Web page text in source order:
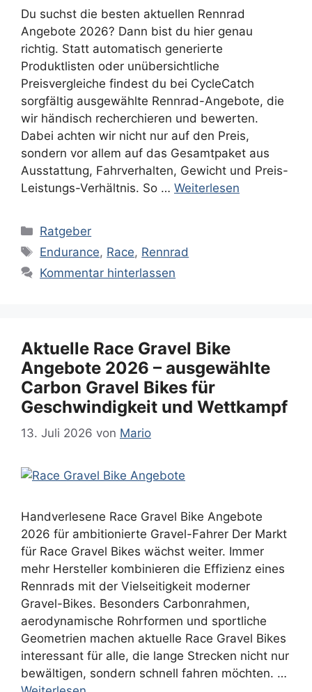
Du suchst die besten aktuellen Rennrad
Angebote 2026? Dann bist du hier genau
richtig. Statt automatisch generierte
Produktlisten oder unübersichtliche
Preisvergleiche findest du bei CycleCatch
sorgfältig ausgewählte Rennrad-Angebote, die
wir händisch recherchieren und bewerten.
Dabei achten wir nicht nur auf den Preis,
sondern vor allem auf das Gesamtpaket aus
Ausstattung, Fahrverhalten, Gewicht und Preis-
Leistungs-Verhältnis. So … Weiterlesen
Kategorien
Ratgeber
Schlagwörter
Endurance, Race, Rennrad
Kommentar hinterlassen
Aktuelle Race Gravel Bike
Angebote 2026 – ausgewählte
Carbon Gravel Bikes für
Geschwindigkeit und Wettkampf
13. Juli 2026 von Mario
Handverlesene Race Gravel Bike Angebote
2026 für ambitionierte Gravel-Fahrer Der Markt
für Race Gravel Bikes wächst weiter. Immer
mehr Hersteller kombinieren die Effizienz eines
Rennrads mit der Vielseitigkeit moderner
Gravel-Bikes. Besonders Carbonrahmen,
aerodynamische Rohrformen und sportliche
Geometrien machen aktuelle Race Gravel Bikes
interessant für alle, die lange Strecken nicht nur
bewältigen, sondern schnell fahren möchten. …